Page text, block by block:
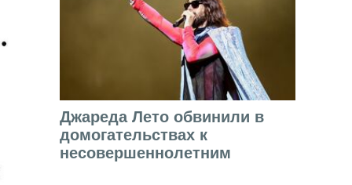
Джареда Лето обвинили в
домогательствах к
несовершеннолетним